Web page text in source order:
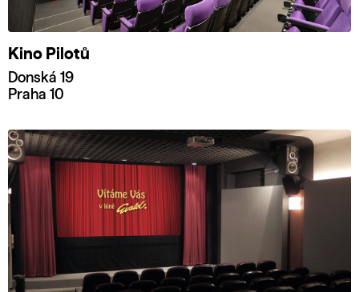
Kino Pilotů
Donská 19
Praha 10